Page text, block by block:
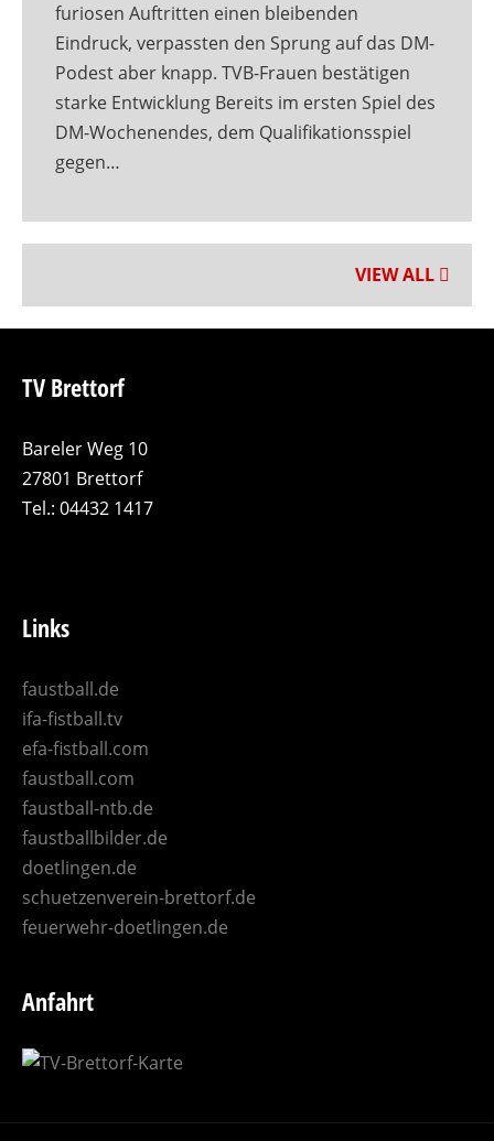
furiosen Auftritten einen bleibenden
Eindruck, verpassten den Sprung auf das DM-
Podest aber knapp. TVB-Frauen bestätigen
starke Entwicklung Bereits im ersten Spiel des
DM-Wochenendes, dem Qualifikationsspiel
gegen…
VIEW ALL
TV Brettorf
Bareler Weg 10
27801 Brettorf
Tel.: 04432 1417
Links
faustball.de
ifa-fistball.tv
efa-fistball.com
faustball.com
faustball-ntb.de
faustballbilder.de
doetlingen.de
schuetzenverein-brettorf.de
feuerwehr-doetlingen.de
Anfahrt